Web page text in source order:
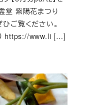
堂 紫陽花まつり
ご覧ください。
https://www.li […]